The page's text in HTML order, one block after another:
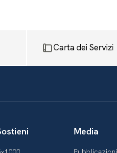
Carta dei Servizi
Media